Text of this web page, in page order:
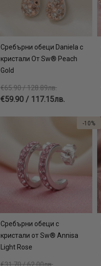
Сребърни обеци Daniela с
кристали От Sw® Peach
Gold
€65.90 / 128.89лв.
€59.90 / 117.15лв.
Сребърни обеци с
кристали от Sw® Annisa
Light Rose
-10%